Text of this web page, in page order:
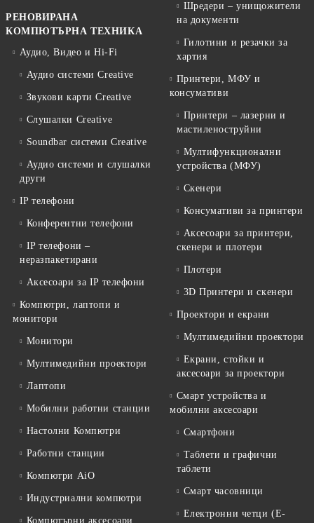
РЕНОВИРАНА
КОМПЮТЪРНА ТЕХНИКА
Аудио, Видео и Hi-Fi
Аудио системи Creative
Звукови карти Creative
Слушалки Creative
Soundbar системи Creative
Аудио системи и слушалки
други
IP телефони
Конферентни телефони
IP телефони –
неразпакетирани
Аксесоари за IP телефони
Компютри, лаптопи и
монитори
Монитори
Мултимедийни проектори
Лаптопи
Мобилни работни станции
Настолни Компютри
Работни станции
Компютри AiO
Индустриални компютри
Компютърни аксесоари
Шредери – унищожители
на документи
Гилотини и резачки за
хартия
Принтери, МФУ и
консумативи
Принтери – лазерни и
мастиленоструйни
Мултифункционални
устройства (МФУ)
Скенери
Консумативи за принтери
Аксесоари за принтери,
скенери и плотери
Плотери
3D Принтери и скенери
Проектори и екрани
Мултимедийни проектори
Екрани, стойки и
аксесоари за проектори
Смарт устройства и
мобилни аксесоари
Смартфони
Таблети и графични
таблети
Смарт часовници
Електронни четци (E-